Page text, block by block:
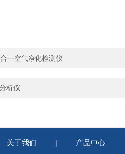
一空气净化检测仪
析仪
关于我们 | 产品中心